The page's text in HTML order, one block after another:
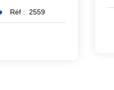
Réf : 2559